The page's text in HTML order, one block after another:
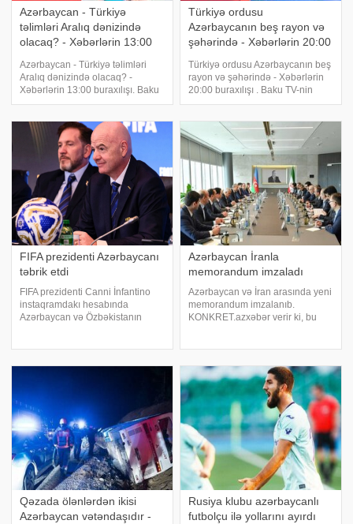
Azərbaycan - Türkiyə
təlimləri Aralıq dənizində
olacaq? - Xəbərlərin 13:00
Azərbaycan - Türkiyə təlimləri
Aralıq dənizində olacaq? -
Xəbərlərin 13:00 buraxılışı. Baku
TV-nin canlı yayımında xəbər
Türkiyənin birgə hərbi təlimləri
Aralıq dənizində də keçirilə bilər.
Türkiyə ordusu
Azərbaycanın beş rayon və
şəhərində - Xəbərlərin 20:00
Türkiyə ordusu Azərbaycanın beş
rayon və şəhərində - Xəbərlərin
20:00 buraxılışı . Baku TV-nin
canlı yayımında xəbər vaxtıdır. -
İsmayıllı və Balakən rayonlarında
bir sıra açılışlar etdi…
FIFA prezidenti Azərbaycanı
təbrik etdi
FIFA prezidenti Canni İnfantino
instaqramdakı hesabında
Azərbaycan və Özbəkistanın
çempionatının final mərhələsinə
Azərbaycan İranla
memorandum imzaladı
Azərbaycan və İran arasında yeni
memorandum imzalanıb.
KONKRET.azxəbər verir ki, bu
ölkələrimiz arasında iqtisadi
münasibətləri
Qəzada ölənlərdən ikisi
Azərbaycan vətəndaşıdır -
Rusiya klubu azərbaycanlı
futbolçu ilə yollarını ayırdı